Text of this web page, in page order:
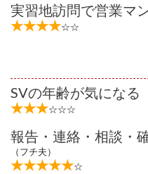
実習地訪問で営業マ
★★★★☆☆
SVの年齢が気になる
★★★☆☆☆
報告・連絡・相談・
（フチ夫）
★★★★★☆